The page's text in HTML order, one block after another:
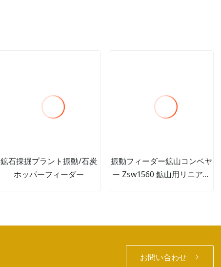
鉱石採掘プラント振動/石炭
ホッパーフィーダー
振動フィーダー鉱山コンベヤ
ー Zsw1560 鉱山用リニアフ
お問い合わせ